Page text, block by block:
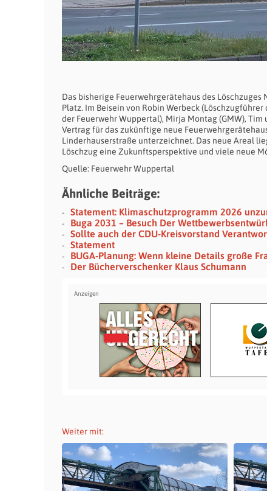
Das bisherige Feuerwehrgerätehaus des
Platz. Im Beisein von Robin Werbeck
der Feuerwehr Wuppertal), Mirja Montag (GMW),
Vertrag für das zukünftige neue
Linderhauserstraße unterzeichnet. Das neue Areal
Löschzug eine Zukunftsperspektive und viele neue
Quelle: Feuerwehr Wuppertal
Ähnliche Beiträge:
Statement: Klimaschutzprogramm 2026
Buga 2031 – Besuch Der
Sollte auch der CDU-Kreisvorstand
Statement
BUGA-Planung: Wenn kleine Details große
Der Bücherverschenker Klaus Schumann
Weiter mit: